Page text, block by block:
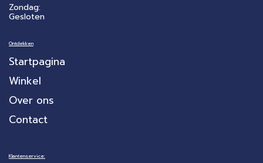
Zondag:
Gesloten
Ontdekken
Startpagina
Winkel
Over ons
Contact
Klantenservice: